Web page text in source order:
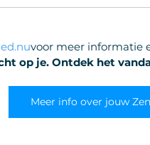
voor meer informatie
op je. Ontdek het
Meer info over jouw